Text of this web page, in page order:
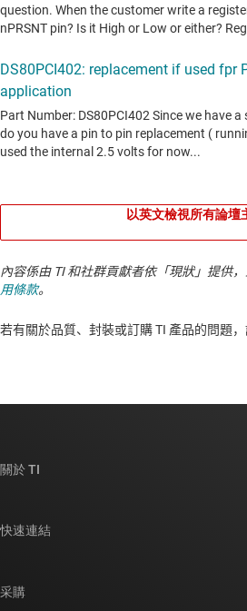
以英文檢視所有論壇
內容係由 TI 和社群貢獻者依「現狀」提供
用條款。
若有關於品質、封裝或訂購 TI 產品的問題，
關於 TI
快速連結
采購